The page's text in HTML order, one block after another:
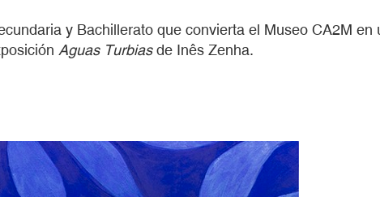
y Bachillerato que convierta el Museo CA2M en
Aguas Turbiasde Inês Zenha.